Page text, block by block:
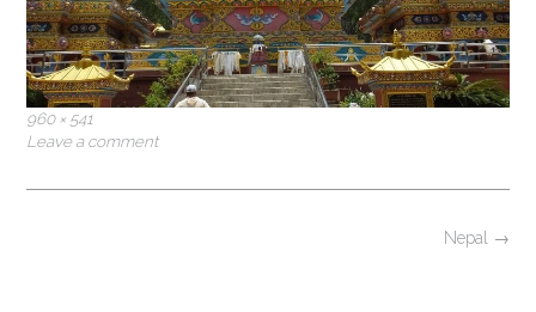
Full
size
960 × 541
Leave a comment
Nepal →